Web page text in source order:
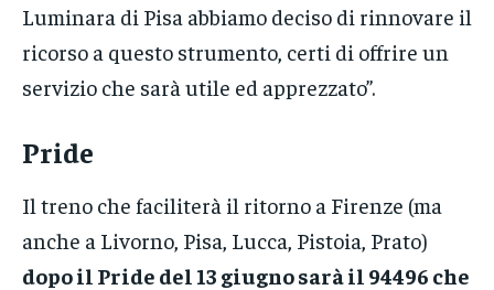
Luminara di Pisa abbiamo deciso di rinnovare il
ricorso a questo strumento, certi di offrire un
servizio che sarà utile ed apprezzato”.
Pride
Il treno che faciliterà il ritorno a Firenze (ma
anche a Livorno, Pisa, Lucca, Pistoia, Prato)
dopo il Pride del 13 giugno sarà il 94496 che